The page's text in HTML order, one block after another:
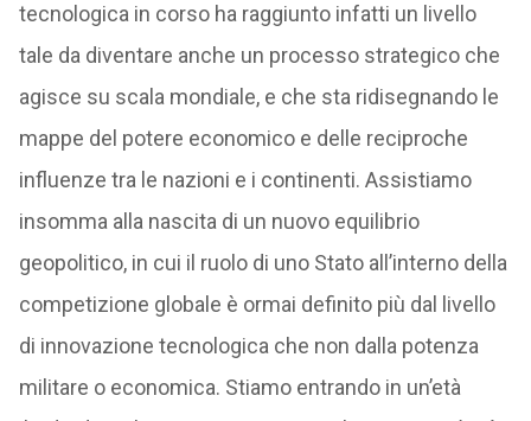
tecnologica in corso ha raggiunto infatti un livello
tale da diventare anche un processo strategico che
agisce su scala mondiale, e che sta ridisegnando le
mappe del potere economico e delle reciproche
influenze tra le nazioni e i continenti. Assistiamo
insomma alla nascita di un nuovo equilibrio
geopolitico, in cui il ruolo di uno Stato all’interno della
competizione globale è ormai definito più dal livello
di innovazione tecnologica che non dalla potenza
militare o economica. Stiamo entrando in un’età